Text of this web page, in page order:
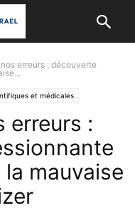
erreurs : découverte
et médicales
erreurs :
mauvaise